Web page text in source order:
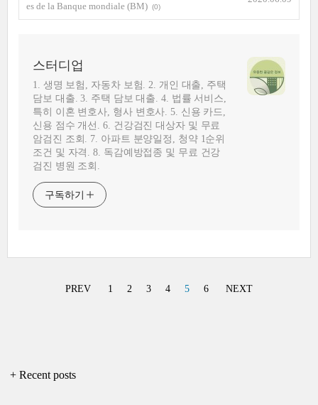
es de la Banque mondiale (BM) (0)
스터디업
1. 생명 보험, 자동차 보험. 2. 개인 대출, 주택
담보 대출. 3. 주택 담보 대출. 4. 법률 서비스,
특히 이혼 변호사, 형사 변호사. 5. 신용 카드,
신용 점수 개선. 6. 건강검진 대상자 및 무료
암검진 조회. 7. 아파트 분양일정, 청약 1순위
조건 및 자격. 8. 독감예방접종 및 무료 건강
검진 병원 조회.
구독하기
PREV 1 2 3 4 5 6 NEXT
+ Recent posts